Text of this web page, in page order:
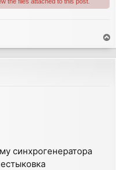
o
p
синхрогенератора